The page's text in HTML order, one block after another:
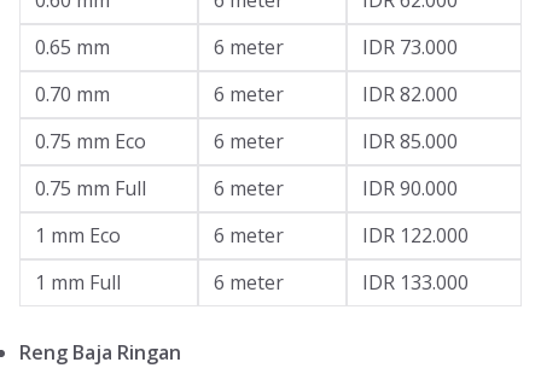
0.65 mm
6 meter
IDR 73.000
0.70 mm
6 meter
IDR 82.000
0.75 mm Eco
6 meter
IDR 85.000
0.75 mm Full
6 meter
IDR 90.000
1 mm Eco
6 meter
IDR 122.000
1 mm Full
6 meter IDR 133.000
Reng Baja Ringan